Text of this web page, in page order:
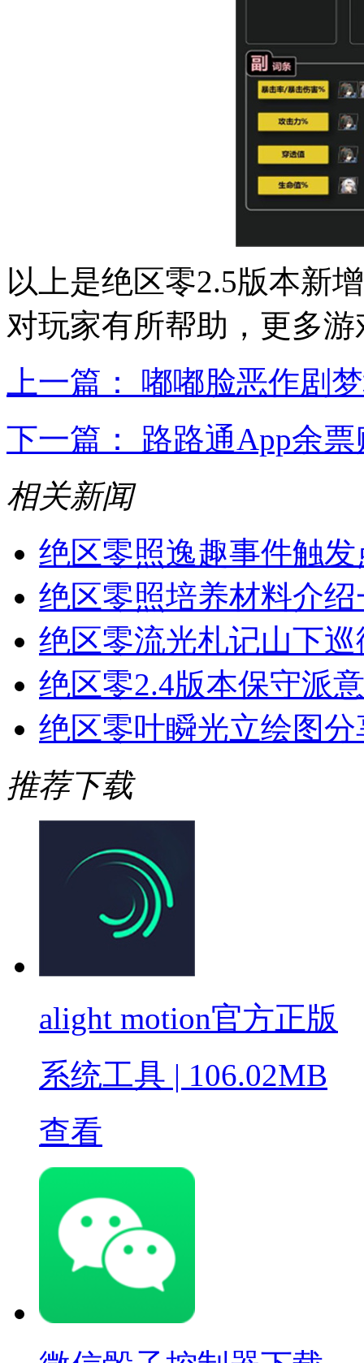
以上是绝区零2.5版本新
对玩家有所帮助，更多
上一篇： 嘟嘟脸恶作剧
下一篇： 路路通App余
相关新闻
绝区零照逸趣事件触
绝区零照培养材料介绍
绝区零流光札记山下
绝区零2.4版本保守派
绝区零叶瞬光立绘图分
推荐下载
alight motion官方正版
系统工具 | 106.02MB
查看